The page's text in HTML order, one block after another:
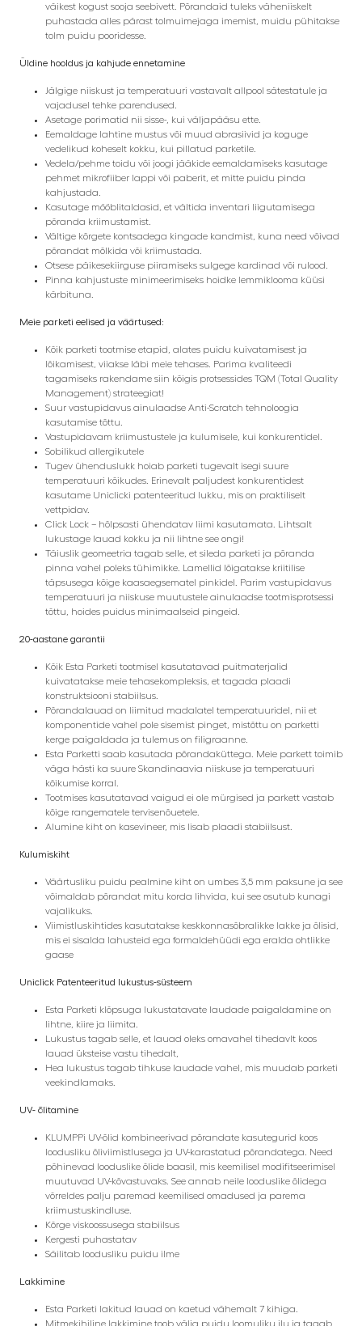
väikest kogust sooja seebivett. Põrandaid tuleks väheniiskelt
puhastada alles pärast tolmuimejaga imemist, muidu pühitakse
tolm puidu pooridesse.
Üldine hooldus ja kahjude ennetamine
Jälgige niiskust ja temperatuuri vastavalt allpool sätestatule ja
vajadusel tehke parendused.
Asetage porimatid nii sisse-, kui väljapääsu ette.
Eemaldage lahtine mustus või muud abrasiivid ja koguge
vedelikud koheselt kokku, kui pillatud parketile.
Vedela/pehme toidu või joogi jääkide eemaldamiseks kasutage
pehmet mikrofiiber lappi või paberit, et mitte puidu pinda
kahjustada.
Kasutage mööblitaldasid, et vältida inventari liigutamisega
põranda kriimustamist.
Vältige kõrgete kontsadega kingade kandmist, kuna need võivad
põrandat mõlkida või kriimustada.
Otsese päikesekiirguse piiramiseks sulgege kardinad või rulood.
Pinna kahjustuste minimeerimiseks hoidke lemmiklooma küüsi
kärbituna.
Meie parketi eelised ja väärtused:
Kõik parketi tootmise etapid, alates puidu kuivatamisest ja
lõikamisest, viiakse läbi meie tehases. Parima kvaliteedi
tagamiseks rakendame siin kõigis protsessides TQM (Total Quality
Management) strateegiat!
Suur vastupidavus ainulaadse Anti-Scratch tehnoloogia
kasutamise tõttu.
Vastupidavam kriimustustele ja kulumisele, kui konkurentidel.
Sobilikud allergikutele
Tugev ühenduslukk hoiab parketi tugevalt isegi suure
temperatuuri kõikudes. Erinevalt paljudest konkurentidest
kasutame Uniclicki patenteeritud lukku, mis on praktiliselt
vettpidav.
Click Lock – hõlpsasti ühendatav liimi kasutamata. Lihtsalt
lukustage lauad kokku ja nii lihtne see ongi!
Täiuslik geomeetria tagab selle, et sileda parketi ja põranda
pinna vahel poleks tühimikke. Lamellid lõigatakse kriitilise
täpsusega kõige kaasaegsematel pinkidel. Parim vastupidavus
temperatuuri ja niiskuse muutustele ainulaadse tootmisprotsessi
tõttu, hoides puidus minimaalseid pingeid.
20-aastane garantii
Kõik Esta Parketi tootmisel kasutatavad puitmaterjalid
kuivatatakse meie tehasekompleksis, et tagada plaadi
konstruktsiooni stabiilsus.
Põrandalauad on liimitud madalatel temperatuuridel, nii et
komponentide vahel pole sisemist pinget, mistõttu on parketti
kerge paigaldada ja tulemus on filigraanne.
Esta Parketti saab kasutada põrandaküttega. Meie parkett toimib
väga hästi ka suure Skandinaavia niiskuse ja temperatuuri
kõikumise korral.
Tootmises kasutatavad vaigud ei ole mürgised ja parkett vastab
kõige rangematele tervisenõuetele.
Alumine kiht on kasevineer, mis lisab plaadi stabiilsust.
Kulumiskiht
Väärtusliku puidu pealmine kiht on umbes 3,5 mm paksune ja see
võimaldab põrandat mitu korda lihvida, kui see osutub kunagi
vajalikuks.
Viimistluskihtides kasutatakse keskkonnasõbralikke lakke ja õlisid,
mis ei sisalda lahusteid ega formaldehüüdi ega eralda ohtlikke
gaase
Uniclick Patenteeritud lukustus-süsteem
Esta Parketi klõpsuga lukustatavate laudade paigaldamine on
lihtne, kiire ja liimita.
Lukustus tagab selle, et lauad oleks omavahel tihedavlt koos
lauad üksteise vastu tihedalt,
Hea lukustus tagab tihkuse laudade vahel, mis muudab parketi
veekindlamaks.
UV- õlitamine
KLUMPPi UV-õlid kombineerivad põrandate kasutegurid koos
loodusliku õliviimistlusega ja UV-karastatud põrandatega. Need
põhinevad looduslike õlide baasil, mis keemilisel modifitseerimisel
muutuvad UV-kõvastuvaks. See annab neile looduslike õlidega
võrreldes palju paremad keemilised omadused ja parema
kriimustuskindluse.
Kõrge viskoossusega stabiilsus
Kergesti puhastatav
Säilitab loodusliku puidu ilme
Lakkimine
Esta Parketi lakitud lauad on kaetud vähemalt 7 kihiga.
Mitmekihiline lakkimine toob välja puidu loomuliku ilu ja tagab